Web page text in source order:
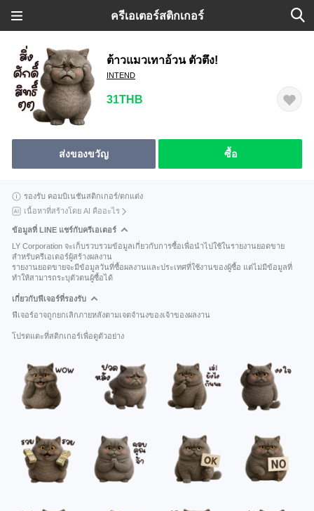
ครีเอเตอร์สติกเกอร์
ต้าวแมวเทาอ้วน ตัวตึง!
INTEND
31THB
ส่งของขวัญ ซื้อ
รองรับ คอมบิเนชันสติกเกอร์/ตกแต่ง
เนื้อหาที่สร้างโดย AI คืออะไร
ข้อมูลที่ LINE แชร์กับครีเอเตอร์
LY Corporation จะเก็บรวบรวมข้อมูลเกี่ยวกับการซื้อเพื่อนำไปใช้ในรายงานยอดขาย
สำหรับครีเอเตอร์ผู้สร้างผลงาน
รายงานยอดขายจะมีข้อมูลวันที่ซื้อผลงานและประเทศที่ใช้งานของผู้ซื้อ แต่ไม่มีข้อมูลที่
ทำให้สามารถระบุตัวตนผู้ซื้อได้
เกี่ยวกับฟีเจอร์ที่รองรับ
ฟีเจอร์อาจถูกยกเลิกภายหลังตามเจตจำนงของเจ้าของผลงาน
โปรดแตะที่สติกเกอร์เพื่อดูตัวอย่าง